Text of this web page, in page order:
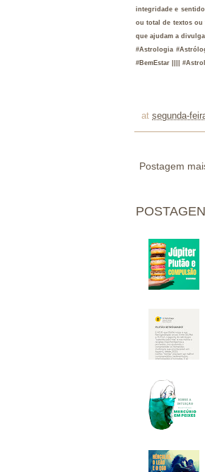
integridade e
ou total de textos ou
que ajudam a
#Astrologia
#BemEstar ||||
at segunda-
Postagem